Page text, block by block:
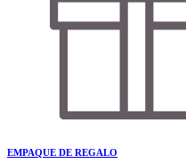
EMPAQUE DE REGALO